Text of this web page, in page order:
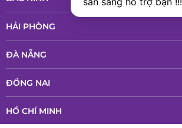
HẢI PHÒNG
ĐÀ NẴNG
ĐỒNG NAI
HỒ CHÍ MINH